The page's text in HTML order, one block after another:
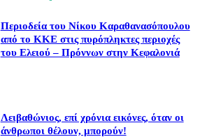
Περιοδεία του Νίκου Καραθανασόπουλου
από το ΚΚΕ στις πυρόπληκτες περιοχές
του Ελειού – Πρόννων στην Κεφαλονιά
Λειβαθώνιος, επί χρόνια εικόνες, όταν οι
άνθρωποι θέλουν, μπορούν!